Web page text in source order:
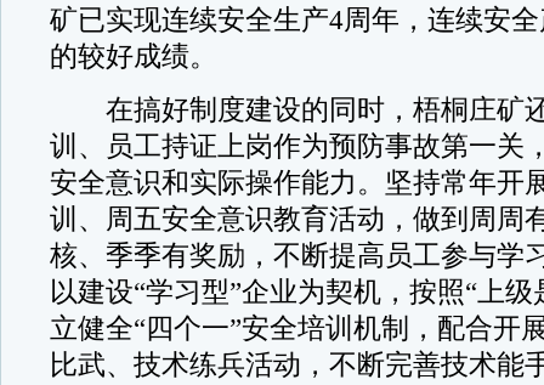
矿已实现连续安全生产4周年，连续安
的较好成绩。
在搞好制度建设的同时，梧桐庄矿
训、员工持证上岗作为预防事故第一关
安全意识和实际操作能力。坚持常年开
训、周五安全意识教育活动，做到周周
核、季季有奖励，不断提高员工参与学
以建设“学习型”企业为契机，按照“上
立健全“四个一”安全培训机制，配合开
比武、技术练兵活动，不断完善技术能